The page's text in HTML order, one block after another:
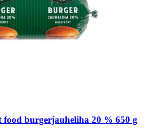
food burgerjauheliha 20 % 650 g